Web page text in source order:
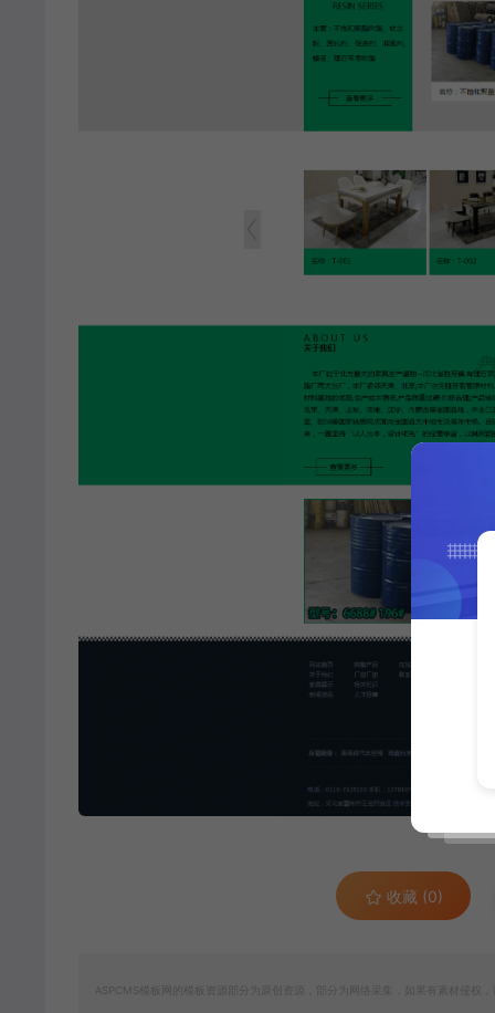
收藏 (0)
ASPCMS模板网的模板资源部分为原创资源，部分为网络采集，如果有素材侵权